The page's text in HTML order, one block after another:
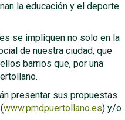
la educación y el deporte
se impliquen no solo en la
de nuestra ciudad, que
barrios que, por una
presentar sus propuestas
www.pmdpuertollano.es) y/o